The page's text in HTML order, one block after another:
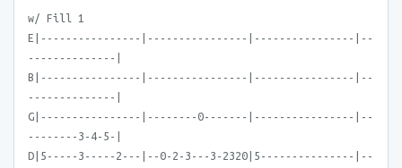
w/ Fill 1
E|----------------|----------------|----------------|--
--------------|
B|----------------|----------------|----------------|--
--------------|
G|----------------|--------0-------|----------------|--
--------3-4-5-|
D|5-----3-----2---|--0-2-3---3-2320|5---------------|--